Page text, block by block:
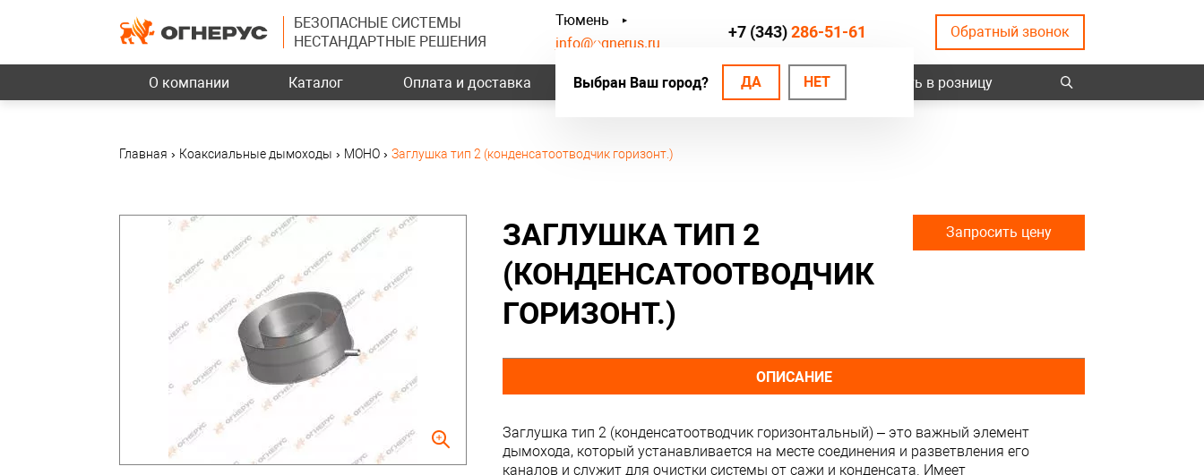
БЕЗОПАСНЫЕ СИСТЕМЫ
НЕСТАНДАРТНЫЕ РЕШЕНИЯ
Тюмень
Выбран Ваш город? ДА НЕТ
info@ognerus.ru
+7 (343)286-51-61 Обратный звонок
О компании Каталог Оплата и доставка Наши объекты Контакты Купить в розницу
Главная › Коаксиальные дымоходы › МОНО › Заглушка тип 2 (конденсатоотводчик горизонт.)
ЗАГЛУШКА ТИП 2
(КОНДЕНСАТООТВОДЧИК
ГОРИЗОНТ.)
Запросить цену
ОПИСАНИЕ
Заглушка тип 2 (конденсатоотводчик горизонтальный) – это важный элемент
дымохода, который устанавливается на месте соединения и разветвления его
каналов и служит для очистки системы от сажи и конденсата. Имеет